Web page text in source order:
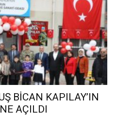
BİCAN KAPILAY’IN
AÇILDI